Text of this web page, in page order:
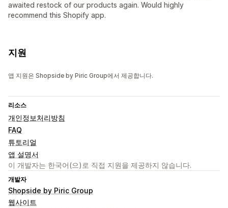
awaited restock of our products again. Would highly
recommend this Shopify app.
지원
앱 지원은 Shopside by Piric Group에서 제공합니다.
리소스
개인정보처리방침
FAQ
튜토리얼
앱 설명서
이 개발자는 한국어(으)로 직접 지원을 제공하지 않습니다.
개발자
Shopside by Piric Group
웹사이트